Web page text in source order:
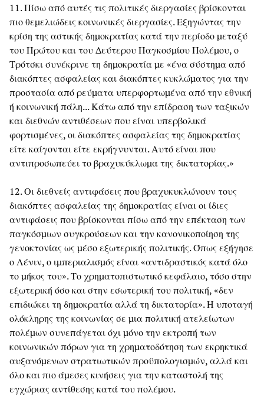
11. Πίσω από αυτές τις πολιτικές διεργασίες βρίσκονται
πιο θεμελιώδεις κοινωνικές διεργασίες. Εξηγώντας την
κρίση της αστικής δημοκρατίας κατά την περίοδο μεταξύ
του Πρώτου και του Δεύτερου Παγκοσμίου Πολέμου, ο
Τρότσκι συνέκρινε τη δημοκρατία με «ένα σύστημα από
διακόπτες ασφαλείας και διακόπτες κυκλώματος για την
προστασία από ρεύματα υπερφορτωμένα από την εθνική
ή κοινωνική πάλη... Κάτω από την επίδραση των ταξικών
και διεθνών αντιθέσεων που είναι υπερβολικά
φορτισμένες, οι διακόπτες ασφαλείας της δημοκρατίας
είτε καίγονται είτε εκρήγνυνται. Αυτό είναι που
αντιπροσωπεύει το βραχυκύκλωμα της δικτατορίας.»
12. Οι διεθνείς αντιφάσεις που βραχυκυκλώνουν τους
διακόπτες ασφαλείας της δημοκρατίας είναι οι ίδιες
αντιφάσεις που βρίσκονται πίσω από την επέκταση των
παγκόσμιων συγκρούσεων και την κανονικοποίηση της
γενοκτονίας ως μέσο εξωτερικής πολιτικής. Όπως εξήγησε
ο Λένιν, ο ιμπεριαλισμός είναι «αντιδραστικός κατά όλο
το μήκος του». Το χρηματοπιστωτικό κεφάλαιο, τόσο στην
εξωτερική όσο και στην εσωτερική του πολιτική, «δεν
επιδιώκει τη δημοκρατία αλλά τη δικτατορία». Η υποταγή
ολόκληρης της κοινωνίας σε μια πολιτική ατελείωτων
πολέμων συνεπάγεται όχι μόνο την εκτροπή των
κοινωνικών πόρων για τη χρηματοδότηση των εκρηκτικά
αυξανόμενων στρατιωτικών προϋπολογισμών, αλλά και
όλο και πιο άμεσες κινήσεις για την καταστολή της
εγχώριας αντίθεσης κατά του πολέμου.